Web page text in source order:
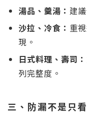
湯品、羹湯： 建
沙拉、冷食： 重
現。
日式料理、壽司：
列完整度。
三、防漏不是只